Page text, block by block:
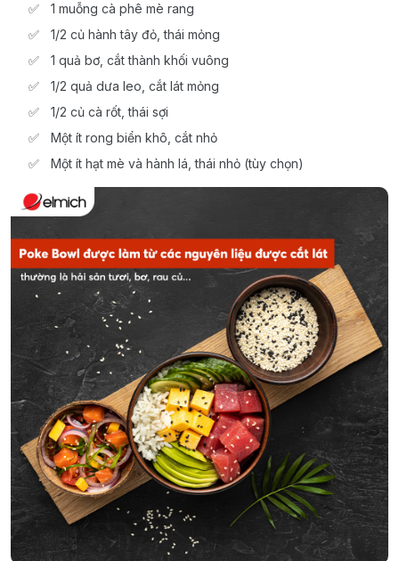
1 muỗng cà phê mè rang
1/2 củ hành tây đỏ, thái mỏng
1 quả bơ, cắt thành khối vuông
1/2 quả dưa leo, cắt lát mỏng
1/2 củ cà rốt, thái sợi
Một ít rong biển khô, cắt nhỏ
Một ít hạt mè và hành lá, thái nhỏ (tùy chọn)